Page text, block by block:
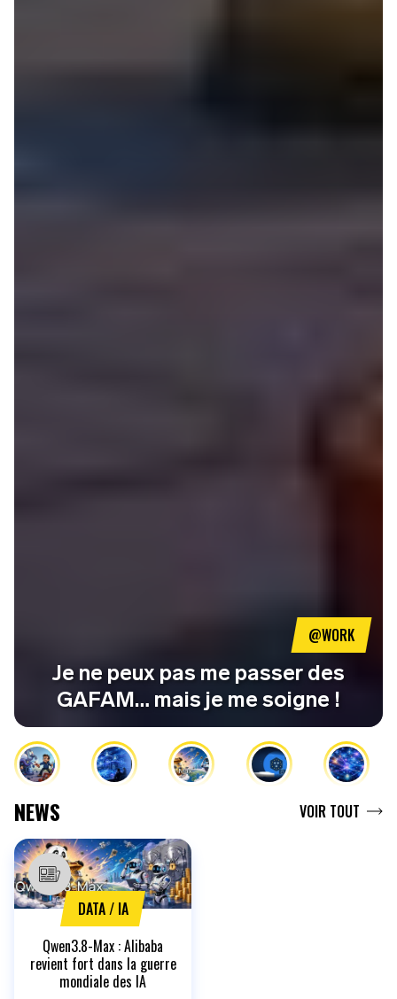
@WORK
Je ne peux pas me passer des
GAFAM… mais je me soigne !
NEWS VOIR TOUT
DATA / IA
Qwen3.8-Max : Alibaba
revient fort dans la guerre
mondiale des IA